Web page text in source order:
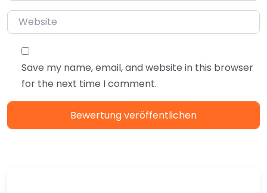
Website
Save my name, email, and website in this browser
for the next time I comment.